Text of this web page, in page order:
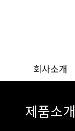
회사소개
제품소개